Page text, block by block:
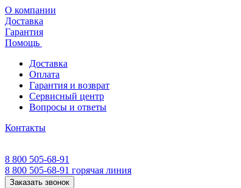
О компании
Доставка
Гарантия
Помощь
Доставка
Оплата
Гарантия и возврат
Сервисный центр
Вопросы и ответы
Контакты
8 800 505-68-91
8 800 505-68-91 горячая линия
Заказать звонок